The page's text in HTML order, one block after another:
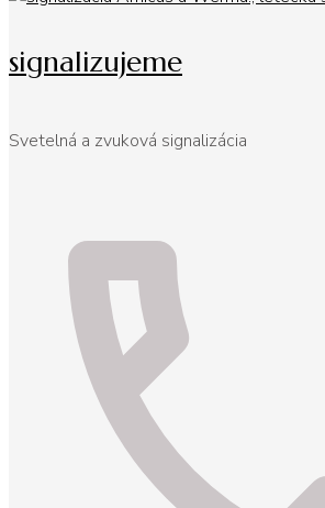
signalizujeme
Svetelná a zvuková signalizácia